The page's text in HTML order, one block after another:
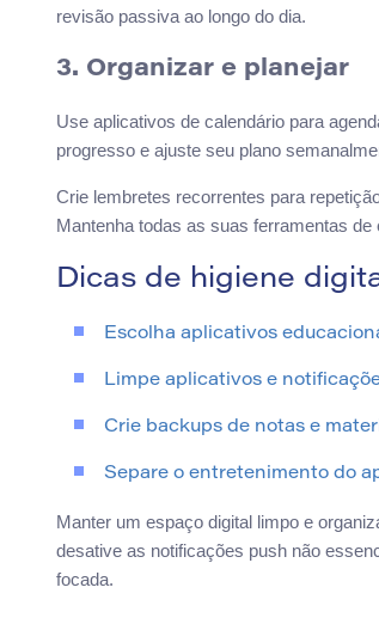
revisão passiva ao longo do dia.
3. Organizar e planejar
Use aplicativos de calendário para
progresso e ajuste seu plano
Crie lembretes recorrentes para
Mantenha todas as suas ferramentas
Dicas de higiene
Escolha aplicativos
Limpe aplicativos e
Crie backups de notas e
Separe o entretenimento do
Manter um espaço digital limpo e
desative as notificações push não
focada.